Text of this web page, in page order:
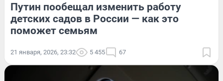
Путин пообещал изменить работу
детских садов в России — как это
поможет семьям
21 января, 2026, 23:32 5 455 67